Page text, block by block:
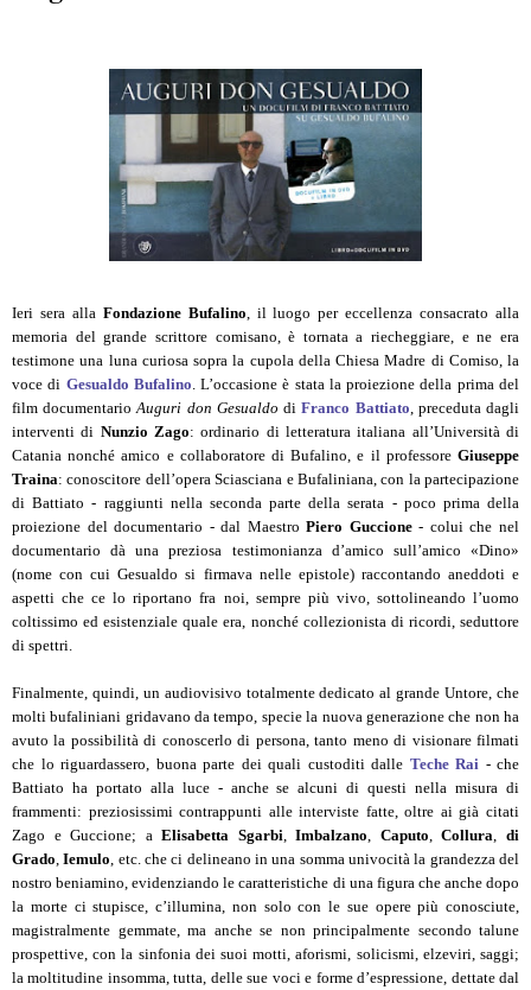
Ieri sera alla Fondazione Bufalino , il luogo per eccellenza consacrato alla
memoria del grande scrittore comisano, è tornata a riecheggiare, e ne era
testimone una luna curiosa sopra la cupola della Chiesa Madre di Comiso, la
voce di Gesualdo Bufalino . L’occasione è stata la proiezione della prima del
film documentarioAuguri don Gesualdo diFranco Battiato , preceduta dagli
interventi di Nunzio Zago: ordinario di letteratura italiana all’Università di
Catania nonché amico e collaboratore di Bufalino, e il professore Giuseppe
Traina: conoscitore dell’opera Sciasciana e Bufaliniana, con la partecipazione
di Battiato - raggiunti nella seconda parte della serata - poco prima della
proiezione del documentario - dal MaestroPiero Guccione- colui che nel
documentario dà una preziosa testimonianza d’amico sull’amico «Dino»
(nome con cui Gesualdo si firmava nelle epistole) raccontando aneddoti e
aspetti che ce lo riportano fra noi, sempre più vivo, sottolineando l’uomo
coltissimo ed esistenziale quale era, nonché collezionista di ricordi, seduttore
di spettri.
Finalmente, quindi, un audiovisivo totalmente dedicato al grande Untore, che
molti bufaliniani gridavano da tempo, specie la nuova generazione che non ha
avuto la possibilità di conoscerlo di persona, tanto meno di visionare filmati
che lo riguardassero, buona parte dei quali custoditi dalle Teche Rai - che
Battiato ha portato alla luce - anche se alcuni di questi nella misura di
frammenti: preziosissimi contrappunti alle interviste fatte, oltre ai già citati
Zago e Guccione; aElisabetta Sgarbi ,Imbalzano Caputo ,Collura ,di
Grado ,Iemulo , etc. che ci delineano in una somma univocità la grandezza del
nostro beniamino, evidenziando le caratteristiche di una figura che anche dopo
la morte ci stupisce, c’illumina, non solo con le sue opere più conosciute,
magistralmente gemmate, ma anche se non principalmente secondo talune
prospettive, con la sinfonia dei suoi motti, aforismi, solicismi, elzeviri, saggi;
la moltitudine insomma, tutta, delle sue voci e forme d’espressione, dettate dal